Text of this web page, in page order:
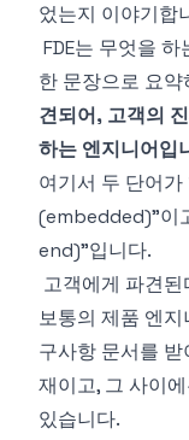
었는지 이야기합
FDE는 무엇을 하
한 문장으로 요
견되어, 고객의
하는 엔지니어입
여기서 두 단어
(embedded)"이
end)"입니다.
고객에게 파견된
보통의 제품 엔
구사항 문서를
재이고, 그 사이
있습니다.